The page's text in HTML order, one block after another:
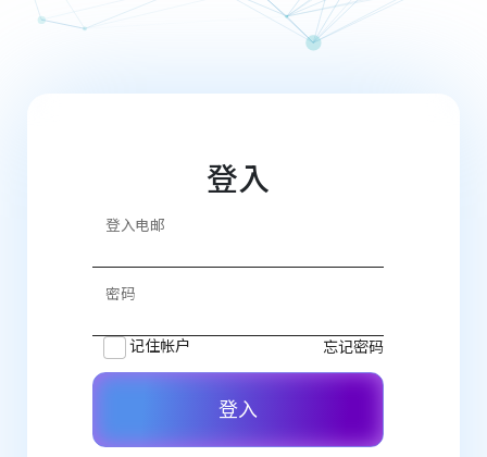
登入
登入电邮
密码
记住帐户 忘记密码
登入